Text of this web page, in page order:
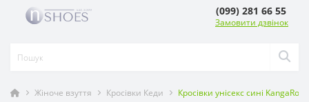
(099) 281 66 55
Замовити дзвінок
Жіноче взуття Кросівки Кеди Кросівки унісекс сині